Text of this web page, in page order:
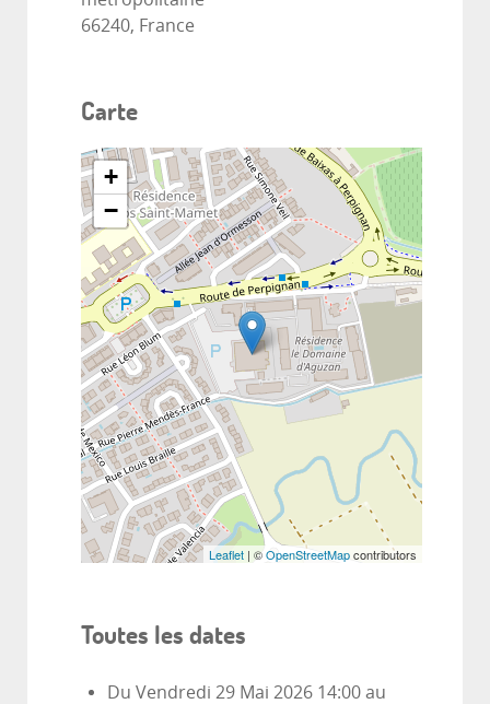
66240, France
Carte
+
−
Leaflet | ©OpenStreetMapcontributors
Toutes les dates
Du Vendredi 29 Mai 2026 14:00 au